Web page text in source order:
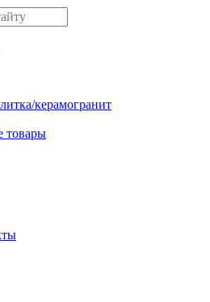
керамогранит
товары